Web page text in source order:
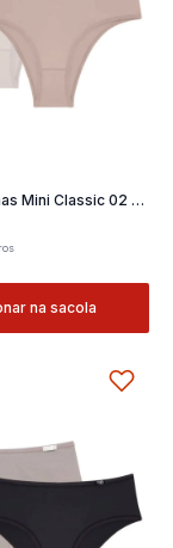
Mini Classic 02 -
na sacola